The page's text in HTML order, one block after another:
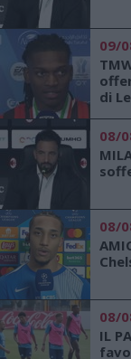
09/
di
08/
08/
08/
IL